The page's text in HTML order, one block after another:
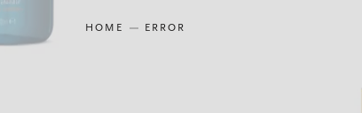
HOME ERROR